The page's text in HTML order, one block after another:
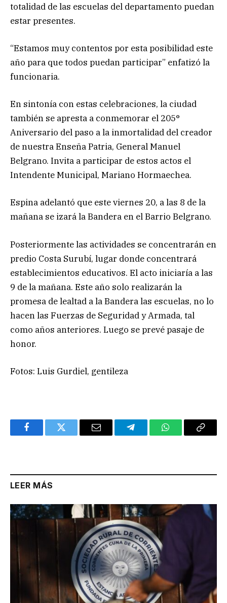
totalidad de las escuelas del departamento puedan
estar presentes.
“Estamos muy contentos por esta posibilidad este
año para que todos puedan participar” enfatizó la
funcionaria.
En sintonía con estas celebraciones, la ciudad
también se apresta a conmemorar el 205°
Aniversario del paso a la inmortalidad del creador
de nuestra Enseña Patria, General Manuel
Belgrano. Invita a participar de estos actos el
Intendente Municipal, Mariano Hormaechea.
Espina adelantó que este viernes 20, a las 8 de la
mañana se izará la Bandera en el Barrio Belgrano.
Posteriormente las actividades se concentrarán en
predio Costa Surubí, lugar donde concentrará
establecimientos educativos. El acto iniciaría a las
9 de la mañana. Este año solo realizarán la
promesa de lealtad a la Bandera las escuelas, no lo
hacen las Fuerzas de Seguridad y Armada, tal
como años anteriores. Luego se prevé pasaje de
honor.
Fotos: Luis Gurdiel, gentileza
FacebookTwitter Email TelegramWhatsAppCopy
LEER MÁS